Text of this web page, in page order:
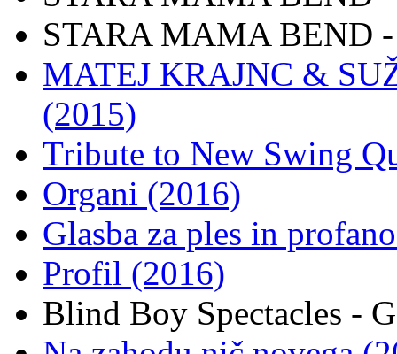
STARA MAMA BEND
MATEJ KRAJNC &
(2015)
Tribute to New Swing
Organi (2016)
Glasba za ples in
Profil (2016)
Blind Boy Spectacles -